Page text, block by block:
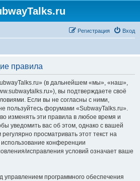
Вход
Регистрация
правила
(в дальнейшем «мы», «наш»,
вы подтверждаете своё
Если вы не согласны с ними,
пользуйтесь форумами «SubwayTalks.ru».
изменять эти правила в любое время и
уведомить вас об этом, однако с вашей
просматривать этот текст на
конференции
исправления условий означает ваше
программного обеспечения